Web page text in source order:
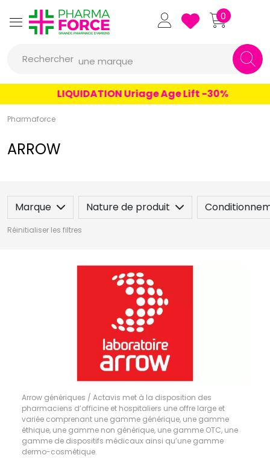
Pharmaforce Grande Pharmacie
0
Rechercher
un conseil
un produit
une marque
LIQUIDATION Uriage Age Lift -30%
Pharmaforce
ARROW
Marque Nature de produit
Réinitialiser les filtres
Arrow génériques / Actavis met à la disposition des
pharmaciens d’officine et hospitaliers une offre large et
variée comprenant une gamme générique, une gamme
éthique, une gamme non générique, une gamme OTC, une
gamme de dispositifs médicaux ainsi qu’une gamme
dermo-cosmétique.